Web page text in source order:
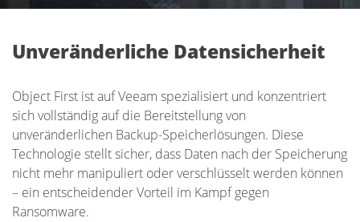
Unveränderliche Datensicherheit
Object First ist auf Veeam spezialisiert und konzentriert
sich vollständig auf die Bereitstellung von
unveränderlichen Backup-Speicherlösungen. Diese
Technologie stellt sicher, dass Daten nach der Speicherung
nicht mehr manipuliert oder verschlüsselt werden können
– ein entscheidender Vorteil im Kampf gegen
Ransomware.